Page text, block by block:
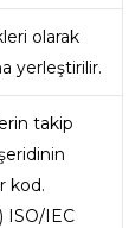
olarak
yerleştirilir.
takip
kod.
ISO/IEC